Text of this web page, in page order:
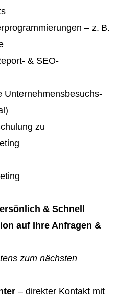
– z. B.
& SEO-
Unternehmensbesuchs-
zu
& Schnell
auf Ihre Anfragen &
zum nächsten
– direkter Kontakt mit